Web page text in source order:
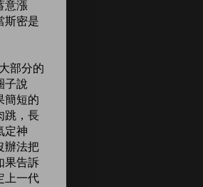
意漲
斯密是
部分的
子說
簡短的
跳，長
定神
辦法把
果告訴
上一代